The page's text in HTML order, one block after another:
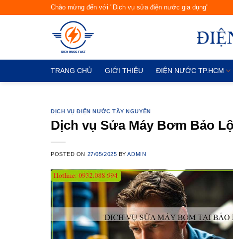
Chào mừng đến với "Dịch vụ sửa điện nước gia dụng"
TRANG CHỦ GIỚI THIỆU ĐIỆN NƯỚC TP.HCM
DỊCH VỤ ĐIỆN NƯỚC TÂY NGUYÊN
Dịch vụ Sửa Máy Bơm Bảo
POSTED ON 27/05/2025 BYADMIN